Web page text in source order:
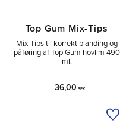
Top Gum Mix-Tips
Mix-Tips til korrekt blanding og
påføring af Top Gum hovlim 490
ml.
36,00 SEK